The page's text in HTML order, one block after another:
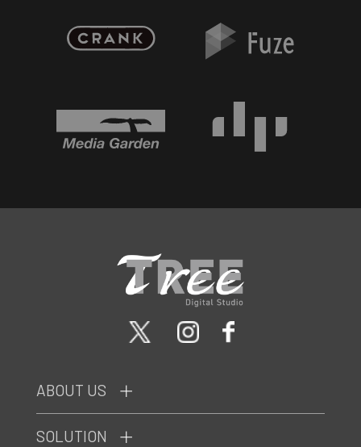
ABOUT US
SOLUTION